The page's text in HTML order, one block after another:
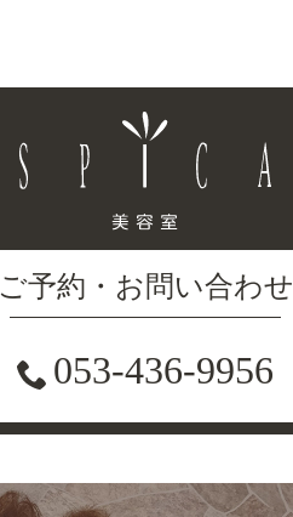
ご予約・お問い合わせ
053-436-9956